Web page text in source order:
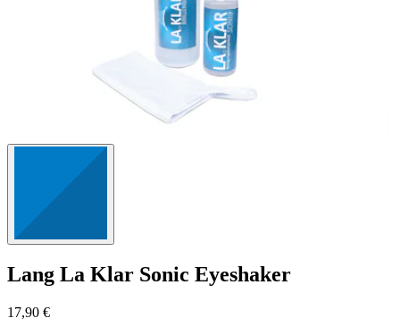
Lang La Klar Sonic Eyeshaker
17,90 €